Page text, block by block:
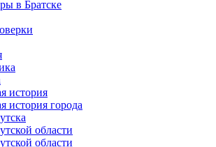
в Братске
история
история города
области
области